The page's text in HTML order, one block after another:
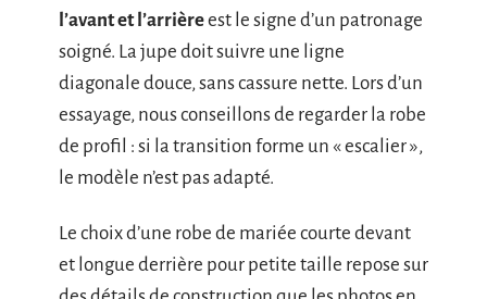
l’avant et l’arrièreest le signe d’un patronage
soigné. La jupe doit suivre une ligne
diagonale douce, sans cassure nette. Lors d’un
essayage, nous conseillons de regarder la robe
de profil : si la transition forme un « escalier »,
le modèle n’est pas adapté.
Le choix d’une robe de mariée courte devant
et longue derrière pour petite taille repose sur